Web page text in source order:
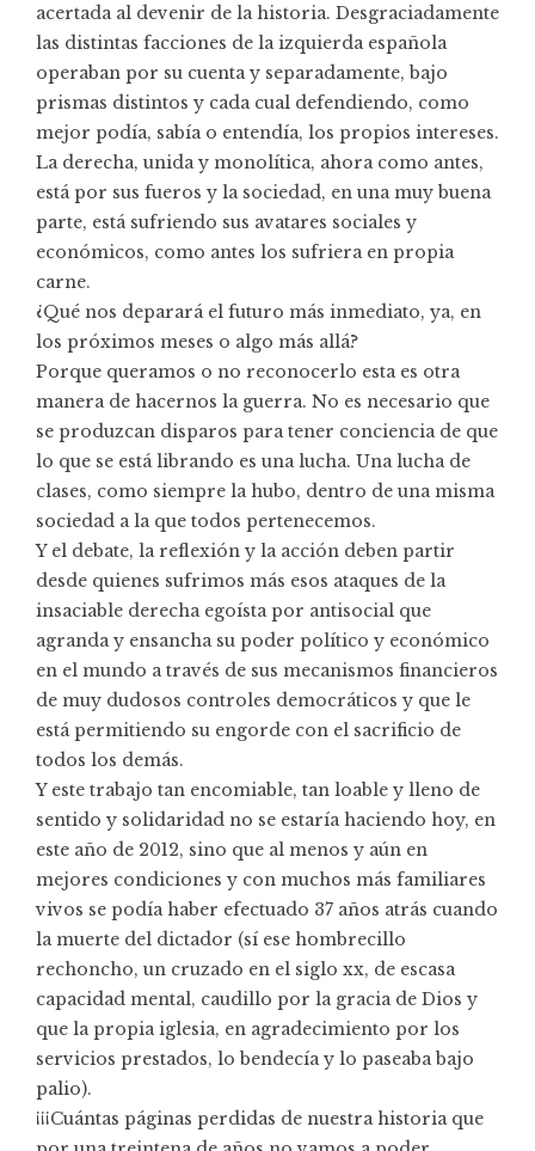
acertada al devenir de la historia. Desgraciadamente
las distintas facciones de la izquierda española
operaban por su cuenta y separadamente, bajo
prismas distintos y cada cual defendiendo, como
mejor podía, sabía o entendía, los propios intereses.
La derecha, unida y monolítica, ahora como antes,
está por sus fueros y la sociedad, en una muy buena
parte, está sufriendo sus avatares sociales y
económicos, como antes los sufriera en propia
carne.
¿Qué nos deparará el futuro más inmediato, ya, en
los próximos meses o algo más allá?
Porque queramos o no reconocerlo esta es otra
manera de hacernos la guerra. No es necesario que
se produzcan disparos para tener conciencia de que
lo que se está librando es una lucha. Una lucha de
clases, como siempre la hubo, dentro de una misma
sociedad a la que todos pertenecemos.
Y el debate, la reflexión y la acción deben partir
desde quienes sufrimos más esos ataques de la
insaciable derecha egoísta por antisocial que
agranda y ensancha su poder político y económico
en el mundo a través de sus mecanismos financieros
de muy dudosos controles democráticos y que le
está permitiendo su engorde con el sacrificio de
todos los demás.
Y este trabajo tan encomiable, tan loable y lleno de
sentido y solidaridad no se estaría haciendo hoy, en
este año de 2012, sino que al menos y aún en
mejores condiciones y con muchos más familiares
vivos se podía haber efectuado 37 años atrás cuando
la muerte del dictador (sí ese hombrecillo
rechoncho, un cruzado en el siglo xx, de escasa
capacidad mental, caudillo por la gracia de Dios y
que la propia iglesia, en agradecimiento por los
servicios prestados, lo bendecía y lo paseaba bajo
palio).
¡¡¡Cuántas páginas perdidas de nuestra historia que